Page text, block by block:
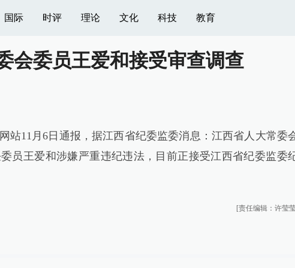
国际 时评 理论 文化 科技 教育
会委员王爱和接受审查调查
站11月6日通报，据江西省纪委监委消息：江西省人大常委
员王爱和涉嫌严重违纪违法，目前正接受江西省纪委监委
[责任编辑：许莹